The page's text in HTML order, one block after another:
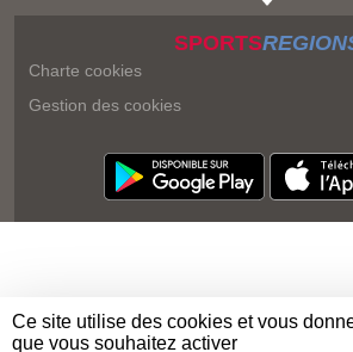
SPORTS
Charte cookies
Gestion des cookies
Ce site utilise des cookies et vous
que vous souhaitez activer